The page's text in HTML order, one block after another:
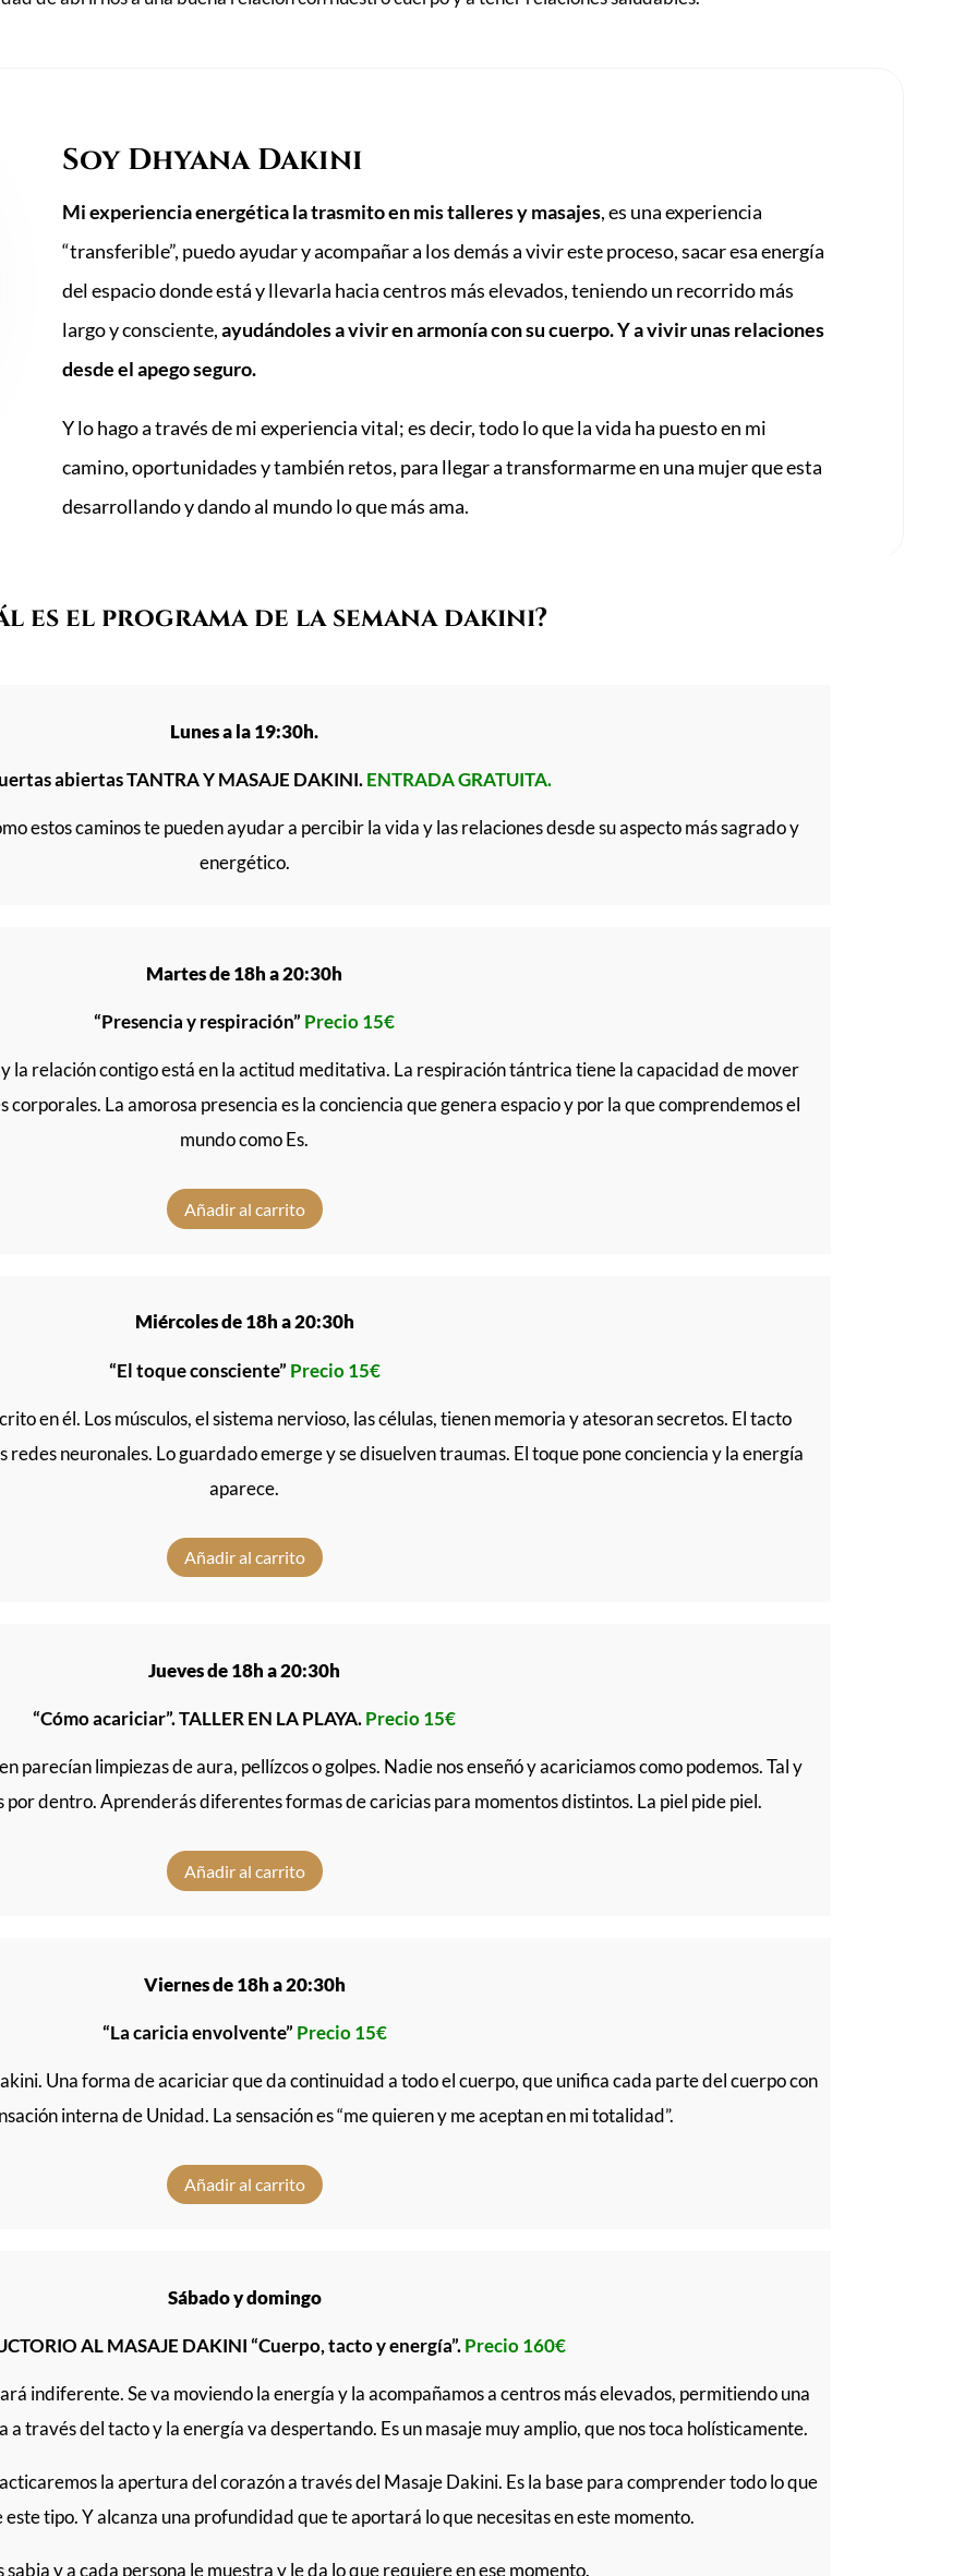
Soy Dhyana Dakini
Mi experiencia energética la trasmito en mis talleres y masajes, es una experiencia
“transferible”, puedo ayudar y acompañar a los demás a vivir este proceso, sacar esa energía
del espacio donde está y llevarla hacia centros más elevados, teniendo un recorrido más
largo y consciente,ayudándoles a vivir en armonía con su cuerpo. Y a vivir unas relaciones
desde el apego seguro.
Y lo hago a través de mi experiencia vital; es decir, todo lo que la vida ha puesto en mi
camino, oportunidades y también retos, para llegar a transformarme en una mujer que esta
desarrollando y dando al mundo lo que más ama.
es el programa de la semana dakini?
Lunes a la 19:30h.
abiertas TANTRA Y MASAJE DAKINI.ENTRADA GRATUITA.
estos caminos te pueden ayudar a percibir la vida y las relaciones desde su aspecto más sagrado y
energético.
Martes de 18h a 20:30h
“Presencia y respiración” Precio 15€
la relación contigo está en la actitud meditativa. La respiración tántrica tiene la capacidad de mover
La amorosa presencia es la conciencia que genera espacio y por la que comprendemos el
mundo como Es.
Añadir al carrito
Miércoles de 18h a 20:30h
“El toque consciente” Precio 15€
en él. Los músculos, el sistema nervioso, las células, tienen memoria y atesoran secretos. El tacto
redes neuronales. Lo guardado emerge y se disuelven traumas. El toque pone conciencia y la energía
aparece.
Añadir al carrito
Jueves de 18h a 20:30h
“Cómo acariciar”. TALLER EN LA PLAYA.Precio 15€
parecían limpiezas de aura, pellízcos o golpes. Nadie nos enseñó y acariciamos como podemos. Tal y
por dentro. Aprenderás diferentes formas de caricias para momentos distintos. La piel pide piel.
Añadir al carrito
Viernes de 18h a 20:30h
“La caricia envolvente” Precio 15€
Una forma de acariciar que da continuidad a todo el cuerpo, que unifica cada parte del cuerpo con
interna de Unidad. La sensación es “me quieren y me aceptan en mi totalidad”.
Añadir al carrito
Sábado y domingo
AL MASAJE DAKINI “Cuerpo, tacto y energía”.Precio 160€
indiferente. Se va moviendo la energía y la acompañamos a centros más elevados, permitiendo una
través del tacto y la energía va despertando. Es un masaje muy amplio, que nos toca holísticamente.
la apertura del corazón a través del Masaje Dakini. Es la base para comprender todo lo que
tipo. Y alcanza una profundidad que te aportará lo que necesitas en este momento.
sabia y a cada persona le muestra y le da lo que requiere en ese momento.